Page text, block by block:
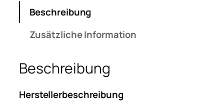
Beschreibung
Zusätzliche Information
Beschreibung
Herstellerbeschreibung